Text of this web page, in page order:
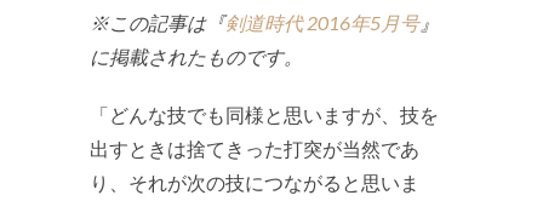
※この記事は『剣道時代 2016年5月号』
に掲載されたものです。
「どんな技でも同様と思いますが、技を
出すときは捨てきった打突が当然であ
り、それが次の技につながると思いま